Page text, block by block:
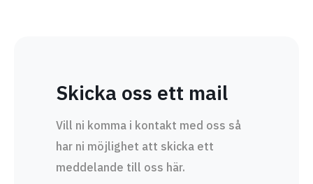
Skicka oss ett mail
Vill ni komma i kontakt med oss så
har ni möjlighet att skicka ett
meddelande till oss här.